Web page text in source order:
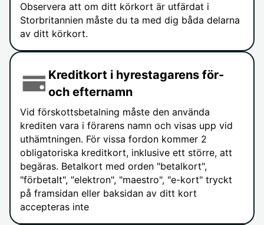
Observera att om ditt körkort är utfärdat i
Storbritannien måste du ta med dig båda delarna
av ditt körkort.
Kreditkort i hyrestagarens för-
och efternamn
Vid förskottsbetalning måste den använda
krediten vara i förarens namn och visas upp vid
uthämtningen. För vissa fordon kommer 2
obligatoriska kreditkort, inklusive ett större, att
begäras. Betalkort med orden "betalkort",
"förbetalt", "elektron", "maestro", "e-kort" tryckt
på framsidan eller baksidan av ditt kort
accepteras inte